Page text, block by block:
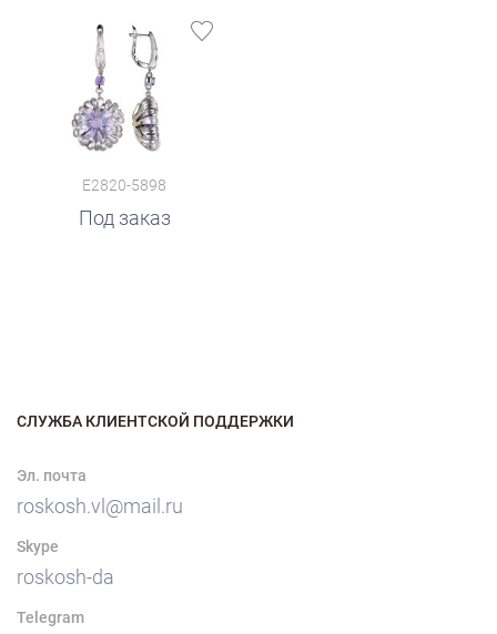
E2820-5898
Под заказ
СЛУЖБА КЛИЕНТСКОЙ ПОДДЕРЖКИ
Эл. почта
roskosh.vl@mail.ru
Skype
roskosh-da
Telegram